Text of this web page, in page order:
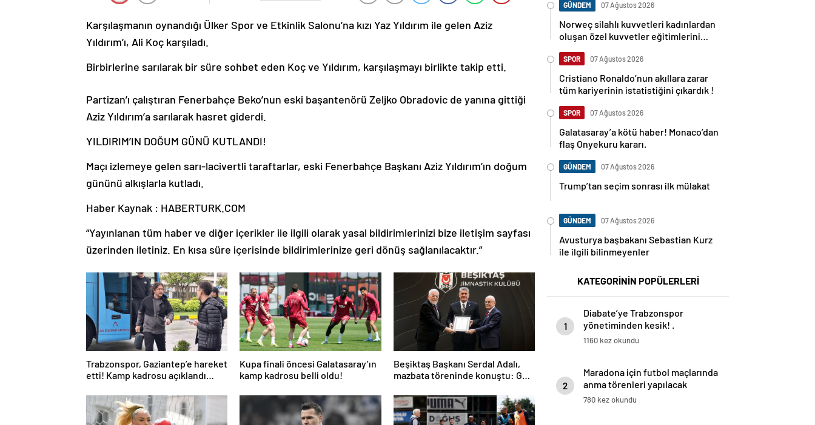
Karşılaşmanın oynandığı Ülker Spor ve Etkinlik Salonu’na kızı Yaz Yıldırım ile gelen Aziz
Yıldırım’ı, Ali Koç karşıladı.
Birbirlerine sarılarak bir süre sohbet eden Koç ve Yıldırım, karşılaşmayı birlikte takip etti.
Partizan’ı çalıştıran Fenerbahçe Beko’nun eski başantenörü Zeljko Obradovic de yanına gittiği
Aziz Yıldırım’a sarılarak hasret giderdi.
YILDIRIM’IN DOĞUM GÜNÜ KUTLANDI!
Maçı izlemeye gelen sarı-lacivertli taraftarlar, eski Fenerbahçe Başkanı Aziz Yıldırım’ın doğum
gününü alkışlarla kutladı.
Haber Kaynak : HABERTURK.COM
“Yayınlanan tüm haber ve diğer içerikler ile ilgili olarak yasal bildirimlerinizi bize iletişim sayfası
üzerinden iletiniz. En kısa süre içerisinde bildirimlerinize geri dönüş sağlanılacaktır.”
Trabzonspor, Gaziantep’e hareket
etti! Kamp kadrosu açıklandı…
Kupa finali öncesi Galatasaray’ın
kamp kadrosu belli oldu!
Beşiktaş Başkanı Serdal Adalı,
mazbata töreninde konuştu: Gün
GÜNDEM 07 Ağustos 2026
Norweç silahlı kuvvetleri kadınlardan
oluşan özel kuvvetler eğitimlerini
SPOR 07 Ağustos 2026
Cristiano Ronaldo’nun akıllara zarar
tüm kariyerinin istatistiğini çıkardık !
SPOR 07 Ağustos 2026
Galatasaray’a kötü haber! Monaco’dan
flaş Onyekuru kararı.
GÜNDEM 07 Ağustos 2026
Trump’tan seçim sonrası ilk mülakat
GÜNDEM 07 Ağustos 2026
Avusturya başbakanı Sebastian Kurz
ile ilgili bilinmeyenler
KATEGORİNİN POPÜLERLERİ
1
Diabate’ye Trabzonspor
yönetiminden kesik! .
1160 kez okundu
2
Maradona için futbol maçlarında
anma törenleri yapılacak
780 kez okundu